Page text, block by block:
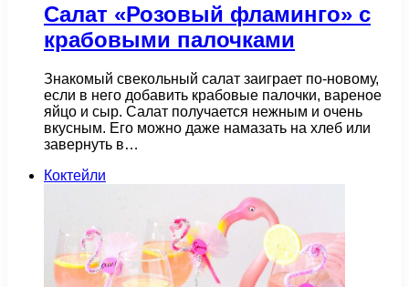
Салат «Розовый фламинго» с
крабовыми палочками
Знакомый свекольный салат заиграет по-новому,
если в него добавить крабовые палочки, вареное
яйцо и сыр. Салат получается нежным и очень
вкусным. Его можно даже намазать на хлеб или
завернуть в…
Коктейли